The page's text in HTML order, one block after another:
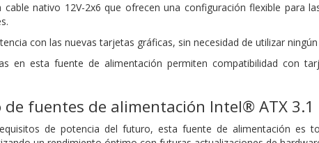
cable nativo 12V-2x6 que ofrecen una configuración flexible para
con las nuevas tarjetas gráficas, sin necesidad de utilizar
en esta fuente de alimentación permiten compatibilidad con
fuentes de alimentación Intel® ATX 3.1
de potencia del futuro, esta fuente de alimentación es